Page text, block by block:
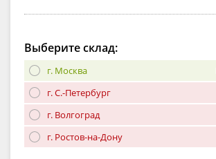
Выберите склад:
г. Москва
г. С.-Петербург
г. Волгоград
г. Ростов-на-Дону